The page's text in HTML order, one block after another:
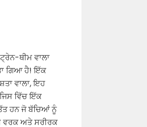
ਥੀਮ ਵਾਲਾ
ਗਿਆ ਹੈ! ਇੱਕ
ਵਾਲਾ, ਇਹ
ਵਿੱਚ ਇੱਕ
ਹਨ ਜੋ ਬੱਚਿਆਂ ਨੂੰ
ਵਰਕ ਅਤੇ ਸਰੀਰਕ